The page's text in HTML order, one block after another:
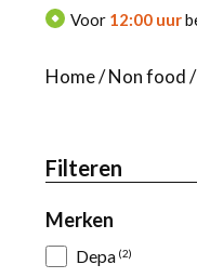
Voor 12:00 uur
Home/Non food/
Filteren
Merken
Depa (2)